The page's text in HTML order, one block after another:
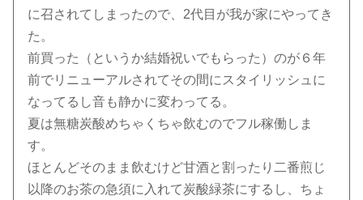
に召されてしまったので、2代目が我が家にやってき
た。
前買った（というか結婚祝いでもらった）のが６年
前でリニューアルされてその間にスタイリッシュに
なってるし音も静かに変わってる。
夏は無糖炭酸めちゃくちゃ飲むのでフル稼働しま
す。
ほとんどそのまま飲むけど甘酒と割ったり二番煎じ
以降のお茶の急須に入れて炭酸緑茶にするし、ちょ